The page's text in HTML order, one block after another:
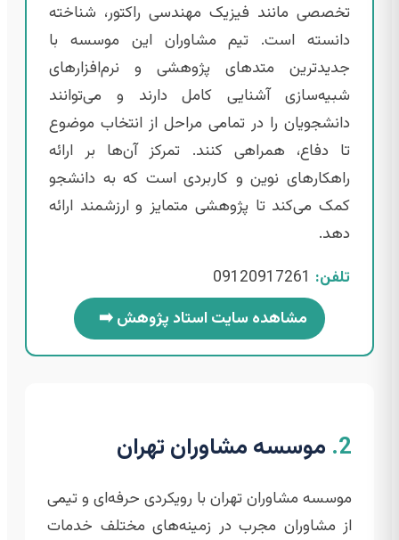
تخصصی مانند فیزیک مهندسی راکتور، شناخته
دانسته است. تیم مشاوران این موسسه با
جدیدترین متدهای پژوهشی و نرم‌افزارهای
شبیه‌سازی آشنایی کامل دارند و می‌توانند
دانشجویان را در تمامی مراحل از انتخاب موضوع
تا دفاع، همراهی کنند. تمرکز آن‌ها بر ارائه
راهکارهای نوین و کاربردی است که به دانشجو
کمک می‌کند تا پژوهشی متمایز و ارزشمند ارائه
دهد.
تلفن:
مشاهده سایت استاد پژوهش➡️
2. موسسه مشاوران تهران
موسسه مشاوران تهران با رویکردی حرفه‌ای و تیمی
از مشاوران مجرب در زمینه‌های مختلف خدمات